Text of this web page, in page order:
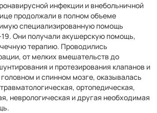
инфекции и внебольничной
продолжали в полном объеме
специализированную помощь
19. Они получали акушерскую помощь,
терапию. Проводились
от мелких вмешательств до
и протезирования клапанов и
и спинном мозге, оказывалась
ортопедическая,
неврологическая и другая необходимая